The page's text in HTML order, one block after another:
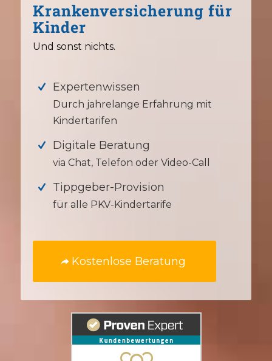
Krankenversicherung für
Kinder
Und sonst nichts.
Expertenwissen
Durch jahrelange Erfahrung mit
Kindertarifen
Digitale Beratung
via Chat, Telefon oder Video-Call
Tippgeber-Provision
für alle PKV-Kindertarife
Kostenlose Beratung